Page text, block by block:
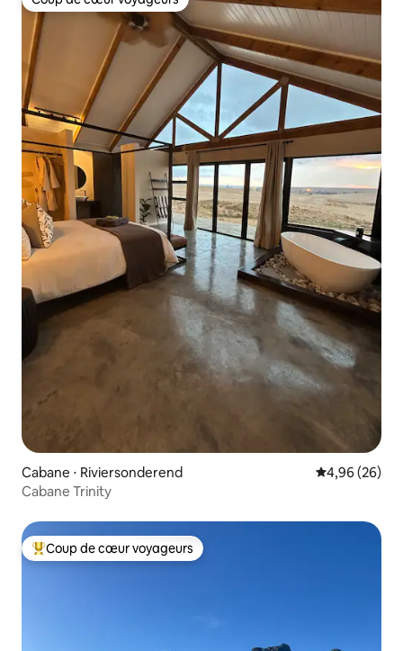
Coup de cœur voyageurs
Cabane ⋅ Riviersonderend Évaluation
4,96 (26)
Cabane Trinity
Coups de cœur voyageurs les plus appréciés
Coup de cœur voyageurs